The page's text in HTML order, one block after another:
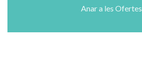
Anar a les Ofertes